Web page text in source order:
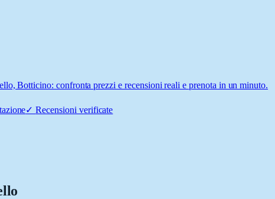
Botticino: confronta prezzi e recensioni reali e prenota in un minuto.
✓Recensioni verificate